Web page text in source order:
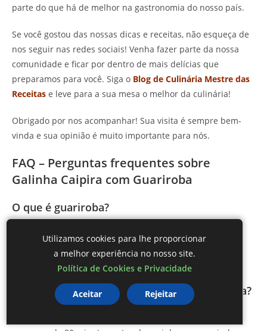
parte do que há de melhor na gastronomia do nosso país.
Se você gostou das nossas dicas e receitas, não esqueça de
nos seguir nas redes sociais! Venha fazer parte da nossa
comunidade e ficar por dentro de mais delícias que
preparamos para você. Siga o Blog de Culinária Mestre das
Receitas e leve para a sua mesa o melhor da culinária!
Obrigado por nos acompanhar! Sua visita é sempre bem-
vinda e sua opinião é muito importante para nós.
FAQ – Perguntas frequentes sobre
Galinha Caipira com Guariroba
O que é guariroba?
A guariroba é uma planta nativa do Brasil, muito utilizada
na culinária, especialmente em pratos que misturam
sabores e texturas.
Como posso diminuir o amargor da guariroba?
Utilizamos cookies para lhe proporcionar
a melhor experiência no nosso site.
Política de Cookies e Privacidade
Aceitar Rejeitar